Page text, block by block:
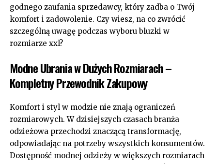
godnego zaufania sprzedawcy, który zadba o Twój
komfort i zadowolenie. Czy wiesz, na co zwrócić
szczególną uwagę podczas wyboru bluzki w
rozmiarze xxl?
Modne Ubrania w Dużych Rozmiarach –
Kompletny Przewodnik Zakupowy
Komfort i styl w modzie nie znają ograniczeń
rozmiarowych. W dzisiejszych czasach branża
odzieżowa przechodzi znaczącą transformację,
odpowiadając na potrzeby wszystkich konsumentów.
Dostępność modnej odzieży w większych rozmiarach